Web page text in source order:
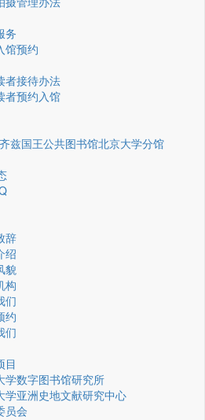
务
馆预约
者接待办法
者预约入馆
兹国王公共图书馆北京大学分馆
辞
绍
貌
构
们
约
们
目
学数字图书馆研究所
学亚洲史地文献研究中心
员会